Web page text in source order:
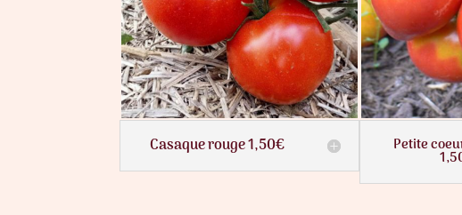
Casaque rouge 1,50€ Petite